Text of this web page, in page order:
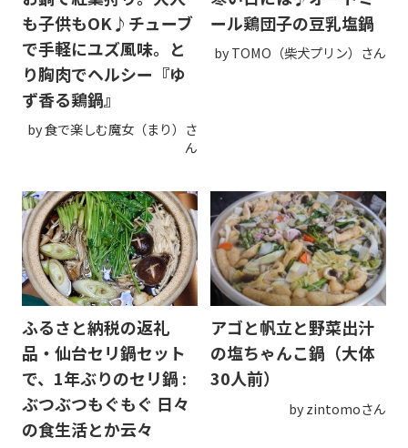
も子供もOK♪チューブ
で手軽にユズ風味。と
り胸肉でヘルシー『ゆ
ず香る鶏鍋』
by 食で楽しむ魔女（まり）さ
ん
ール鶏団子の豆乳塩鍋
by TOMO（柴犬プリン）さん
ふるさと納税の返礼
品・仙台セリ鍋セット
で、1年ぶりのセリ鍋 :
ぶつぶつもぐもぐ 日々
の食生活とか云々
アゴと帆立と野菜出汁
の塩ちゃんこ鍋（大体
30人前）
by zintomoさん